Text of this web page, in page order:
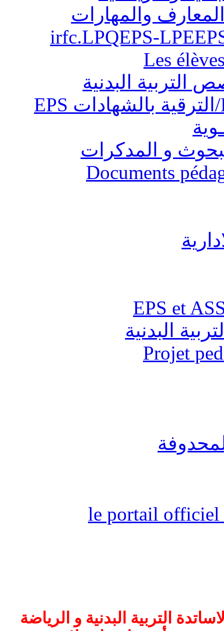
والمهارات
Les
التربية البدنية
و المدكرات
Documents
البدنية
Projet
le portail officiel
التربية البدنية و الرياضة